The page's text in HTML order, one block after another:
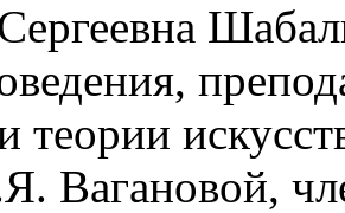
теории
Вагановой,